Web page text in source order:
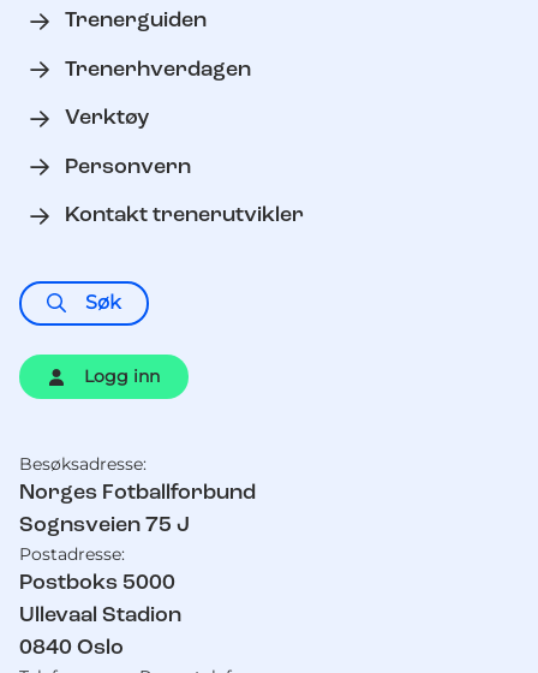
Trenerguiden
Trenerhverdagen
Verktøy
Personvern
Kontakt trenerutvikler
Søk
Logg inn
Kontaktinformasjon
Besøksadresse:
Norges Fotballforbund
Sognsveien 75 J
Postadresse:
Postboks 5000
Ullevaal Stadion
0840 Oslo